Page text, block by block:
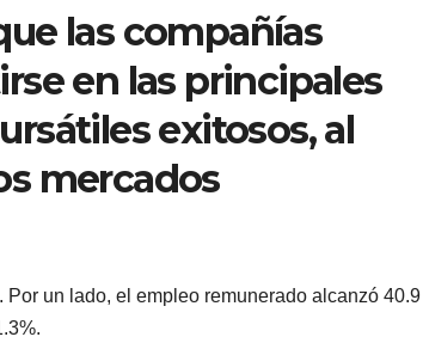
las compañías
en las principales
exitosos, al
mercados
un lado, el empleo remunerado alcanzó 40.9